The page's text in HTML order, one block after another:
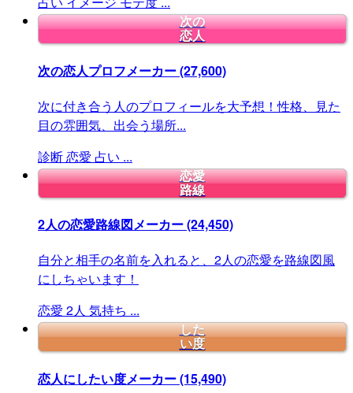
次の
恋人
次の恋人プロフメーカー(27,600)
次に付き合う人のプロフィールを大予想！性格、見た
目の雰囲気、出会う場所...
診断恋愛 占い ...
恋愛
路線
2人の恋愛路線図メーカー(24,450)
自分と相手の名前を入れると、2人の恋愛を路線図風
にしちゃいます！
恋愛 2人 気持ち ...
した
い度
恋人にしたい度メーカー(15,490)